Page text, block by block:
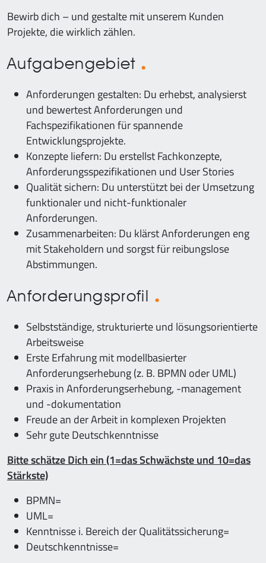
Bewirb dich – und gestalte mit unserem Kunden
Projekte, die wirklich zählen.
Aufgabengebiet
Anforderungen gestalten: Du erhebst, analysierst
und bewertest Anforderungen und
Fachspezifikationen für spannende
Entwicklungsprojekte.
Konzepte liefern: Du erstellst Fachkonzepte,
Anforderungsspezifikationen und User Stories
Qualität sichern: Du unterstützt bei der Umsetzung
funktionaler und nicht-funktionaler
Anforderungen.
Zusammenarbeiten: Du klärst Anforderungen eng
mit Stakeholdern und sorgst für reibungslose
Abstimmungen.
Anforderungsprofil
Selbstständige, strukturierte und lösungsorientierte
Arbeitsweise
Erste Erfahrung mit modellbasierter
Anforderungserhebung (z. B. BPMN oder UML)
Praxis in Anforderungserhebung, -management
und -dokumentation
Freude an der Arbeit in komplexen Projekten
Sehr gute Deutschkenntnisse
Bitte schätze Dich ein (1=das Schwächste und 10=das
Stärkste)
BPMN=
UML=
Kenntnisse i. Bereich der Qualitätssicherung=
Deutschkenntnisse=